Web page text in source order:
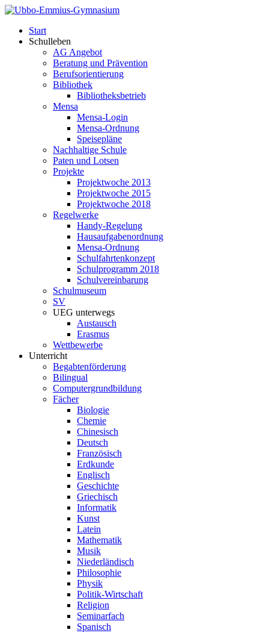
Start
Schulleben
AG Angebot
Beratung und Prävention
Berufsorientierung
Bibliothek
Bibliotheksbetrieb
Mensa
Mensa-Login
Mensa-Ordnung
Speisepläne
Nachhaltige Schule
Paten und Lotsen
Projekte
Projektwoche 2013
Projektwoche 2015
Projektwoche 2018
Regelwerke
Handy-Regelung
Hausaufgabenordnung
Mensa-Ordnung
Schulfahrtenkonzept
Schulprogramm 2018
Schulvereinbarung
Schulmuseum
SV
UEG unterwegs
Austausch
Erasmus
Wettbewerbe
Unterricht
Begabtenförderung
Bilingual
Computergrundbildung
Fächer
Biologie
Chemie
Chinesisch
Deutsch
Französisch
Erdkunde
Englisch
Geschichte
Griechisch
Informatik
Kunst
Latein
Mathematik
Musik
Niederländisch
Philosophie
Physik
Politik-Wirtschaft
Religion
Seminarfach
Spanisch